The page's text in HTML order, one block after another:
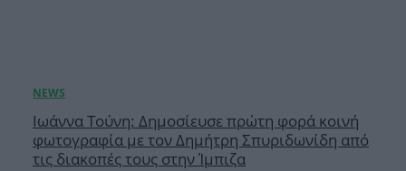
Ιωάννα Τούνη: Δημοσίευσε πρώτη φορά κοινή
φωτογραφία με τον Δημήτρη Σπυριδωνίδη από
τις διακοπές τους στην Ίμπιζα